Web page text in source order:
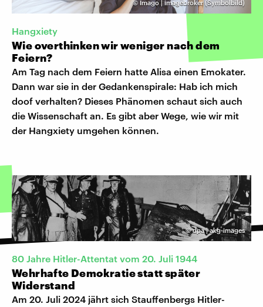
© Imago | imagebroker (Symbolbild)
Hangxiety
Wie overthinken wir weniger nach dem
Feiern?
Am Tag nach dem Feiern hatte Alisa einen Emokater.
Dann war sie in der Gedankenspirale: Hab ich mich
doof verhalten? Dieses Phänomen schaut sich auch
die Wissenschaft an. Es gibt aber Wege, wie wir mit
der Hangxiety umgehen können.
©dpa | akg-images
80 Jahre Hitler-Attentat vom 20. Juli 1944
Wehrhafte Demokratie statt später
Widerstand
Am 20. Juli 2024 jährt sich Stauffenbergs Hitler-